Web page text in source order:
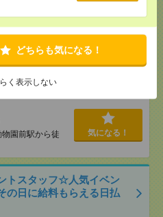
どちらも気になる！
く表示しない
気になる！
動物園／ナイトズーの受
遣]
物園前駅から徒
気になる！
トスタッフ☆人気イベン
の日に給料もらえる日払